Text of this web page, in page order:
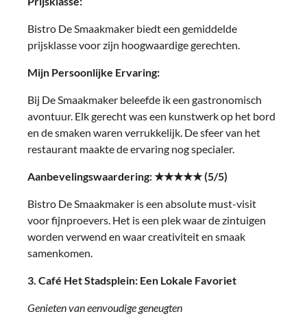
Bistro De Smaakmaker biedt een gemiddelde
prijsklasse voor zijn hoogwaardige gerechten.
Mijn Persoonlijke Ervaring:
Bij De Smaakmaker beleefde ik een gastronomisch
avontuur. Elk gerecht was een kunstwerk op het bord
en de smaken waren verrukkelijk. De sfeer van het
restaurant maakte de ervaring nog specialer.
Aanbevelingswaardering: ★★★★★ (5/5)
Bistro De Smaakmaker is een absolute must-visit
voor fijnproevers. Het is een plek waar de zintuigen
worden verwend en waar creativiteit en smaak
samenkomen.
3. Café Het Stadsplein: Een Lokale Favoriet
Genieten van eenvoudige geneugten